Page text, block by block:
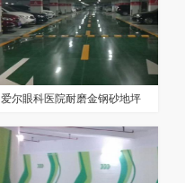
爱尔眼科医院耐磨金钢砂地坪